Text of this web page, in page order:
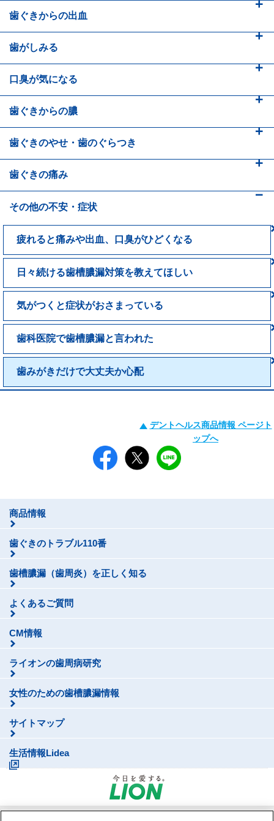
歯ぐきからの出血
歯がしみる
口臭が気になる
歯ぐきからの膿
歯ぐきのやせ・ 歯のぐらつき
歯ぐきの痛み
その他の不安・症状
疲れると痛みや出血、口臭がひどくなる
日々続ける歯槽膿漏対策を教えてほしい
気がつくと症状がおさまっている
歯科医院で歯槽膿漏と言われた
歯みがきだけで大丈夫か心配
デントヘルス商品情報 ページト
ップへ
商品情報
歯ぐきのトラブル110番
歯槽膿漏（歯周炎）を正しく知る
よくあるご質問
CM情報
ライオンの歯周病研究
女性のための歯槽膿漏情報
サイトマップ
生活情報Lidea別のウィンドウで開く